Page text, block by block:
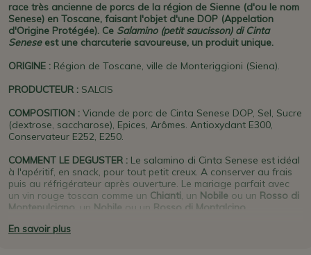
race très ancienne de porcs de la région de Sienne (d'ou le nom
Senese) en Toscane, faisant l'objet d'une DOP (Appelation
d'Origine Protégée). Ce Salamino (petit saucisson) di Cinta
Seneseest une charcuterie savoureuse, un produit unique.
ORIGINE : Région de Toscane, ville de Monteriggioni (Siena).
PRODUCTEUR : SALCIS
COMPOSITION : Viande de porc de Cinta Senese DOP, Sel, Sucre
(dextrose, saccharose), Epices, Arômes. Antioxydant E300,
Conservateur E252, E250.
COMMENT LE DEGUSTER : Le salamino di Cinta Senese est idéal
à l'apéritif, en snack, pour tout petit creux. A conserver au frais
puis au réfrigérateur après ouverture. Le mariage parfait avec
un vin rouge toscan comme un Chianti, un Nobile ou un Rosso di
Montepulciano , un Nobile ou un Rosso di Montalcino
PLUS D'INFO :
En savoir plus